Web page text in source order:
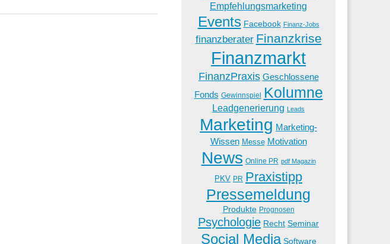
Empfehlungsmarketing
Events Facebook Finanz-Jobs
finanzberater Finanzkrise
Finanzmarkt
FinanzPraxis Geschlossene
Fonds Gewinnspiel Kolumne
Leadgenerierung Leads
Marketing Marketing-
Wissen Messe Motivation
News Online PR pdf Magazin
PKV PR Praxistipp
Pressemeldung
Produkte Prognosen
Psychologie Recht Seminar
Social Media Software